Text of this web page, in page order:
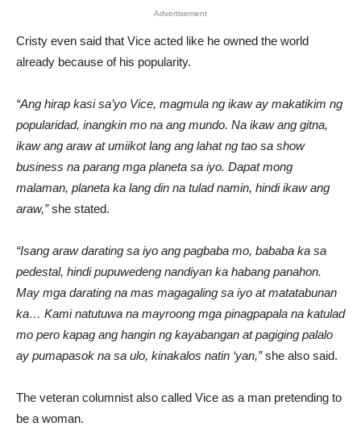
Advertisement
Cristy even said that Vice acted like he owned the world
already because of his popularity.
“Ang hirap kasi sa’yo Vice, magmula ng ikaw ay makatikim ng
popularidad, inangkin mo na ang mundo. Na ikaw ang gitna,
ikaw ang araw at umiikot lang ang lahat ng tao sa show
business na parang mga planeta sa iyo. Dapat mong
malaman, planeta ka lang din na tulad namin, hindi ikaw ang
araw,”she stated.
“Isang araw darating sa iyo ang pagbaba mo, bababa ka sa
pedestal, hindi pupuwedeng nandiyan ka habang panahon.
May mga darating na mas magagaling sa iyo at matatabunan
ka… Kami natutuwa na mayroong mga pinagpapala na katulad
mo pero kapag ang hangin ng kayabangan at pagiging palalo
ay pumapasok na sa ulo, kinakalos natin ‘yan,”she also said.
The veteran columnist also called Vice as a man pretending to
be a woman.